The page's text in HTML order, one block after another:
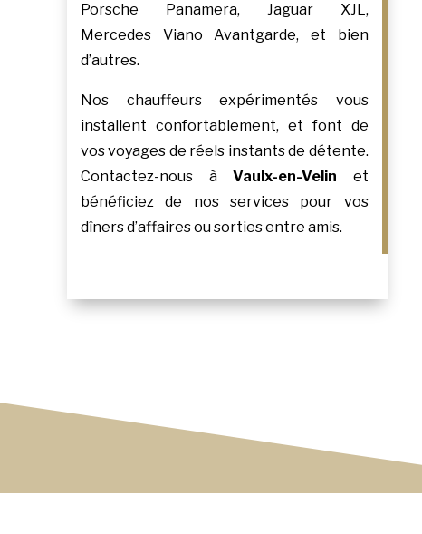
Porsche Panamera, Jaguar XJL,
Mercedes Viano Avantgarde, et bien
d’autres.
Nos chauffeurs expérimentés vous
installent confortablement, et font de
vos voyages de réels instants de détente.
Contactez-nous àVaulx-en-Velin et
bénéficiez de nos services pour vos
dîners d’affaires ou sorties entre amis.